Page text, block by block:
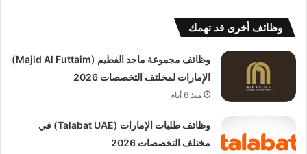
وظائف أخرى قد تهمك
وظائف مجموعة ماجد الفطيم (Majid Al Futtaim)
الإمارات لمخلتف التخصصات 2026
منذ 6 أيام
وظائف طلبات الإمارات (Talabat UAE) في
مختلف التخصصات 2026